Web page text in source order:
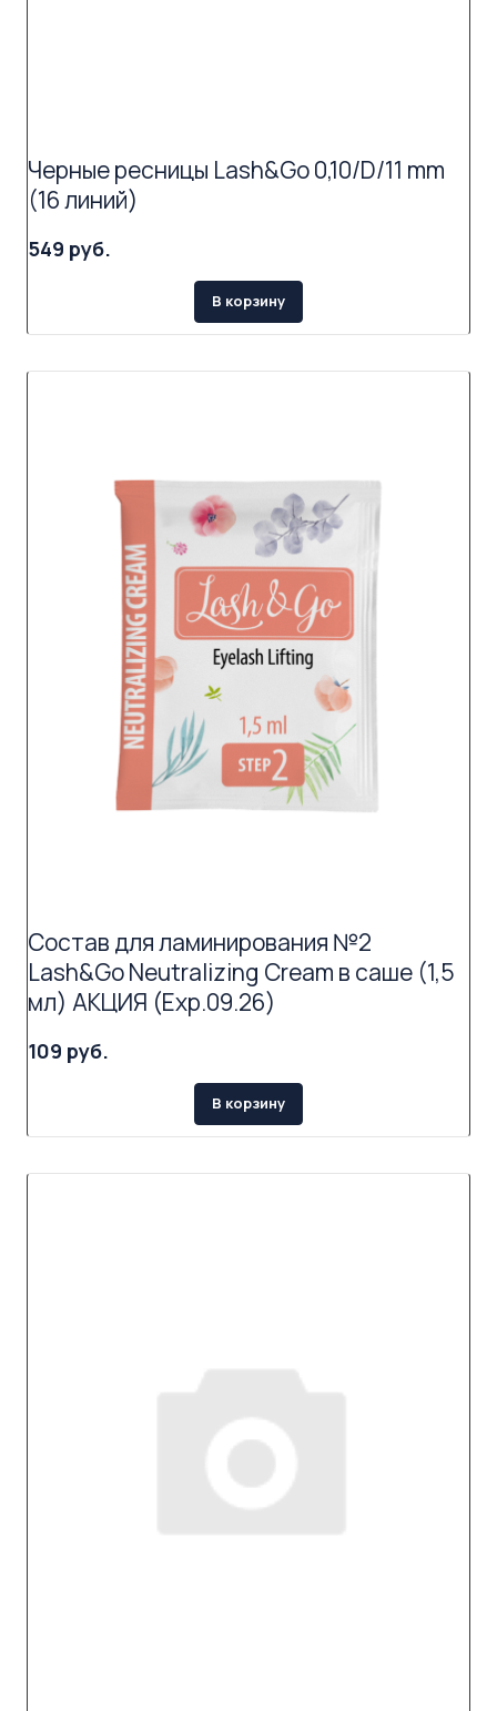
Черные ресницы Lash&Go 0,10/D/11 mm
(16 линий)
549 руб.
В корзину
Состав для ламинирования №2
Lash&Go Neutralizing Cream в саше (1,5
мл) АКЦИЯ (Exp.09.26)
109 руб.
В корзину